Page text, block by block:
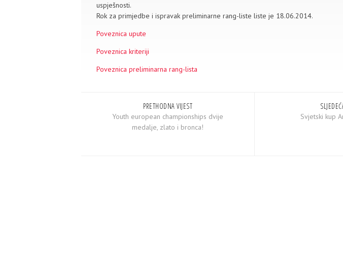
uspješnosti.
Rok za primjedbe i ispravak preliminarne rang-liste liste je 18.06.2014.
Poveznica upute
Poveznica kriteriji
Poveznica preliminarna rang-lista
PRETHODNA VIJEST
Youth european championships dvije
medalje, zlato i bronca!
Svjetski kup